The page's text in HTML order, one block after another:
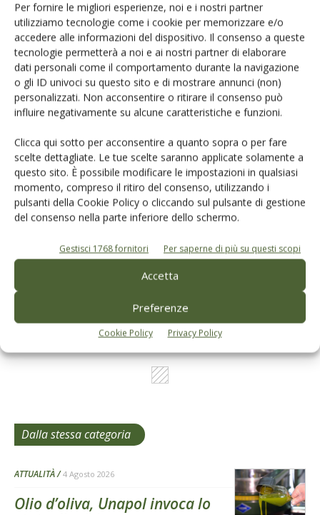
Per fornire le migliori esperienze, noi e i nostri partner
utilizziamo tecnologie come i cookie per memorizzare e/o
accedere alle informazioni del dispositivo. Il consenso a queste
tecnologie permetterà a noi e ai nostri partner di elaborare
dati personali come il comportamento durante la navigazione
o gli ID univoci su questo sito e di mostrare annunci (non)
personalizzati. Non acconsentire o ritirare il consenso può
influire negativamente su alcune caratteristiche e funzioni.
Clicca qui sotto per acconsentire a quanto sopra o per fare
scelte dettagliate. Le tue scelte saranno applicate solamente a
questo sito. È possibile modificare le impostazioni in qualsiasi
momento, compreso il ritiro del consenso, utilizzando i
pulsanti della Cookie Policy o cliccando sul pulsante di gestione
del consenso nella parte inferiore dello schermo.
Gestisci 1768 fornitori Per saperne di più su questi scopi
Accetta
Preferenze
Cookie Policy Privacy Policy
Catalogo Aziende e Prodotti
Un modo semplice per cercare un'azienda o un
prodotto!
Cerca adesso
L'Esperto risponde
I consigli di Terra e Vita agli agricoltori
Cerca adesso
Dalla stessa categoria
ATTUALITÀ 4 Agosto 2026
Olio d’oliva, Unapol invoca lo